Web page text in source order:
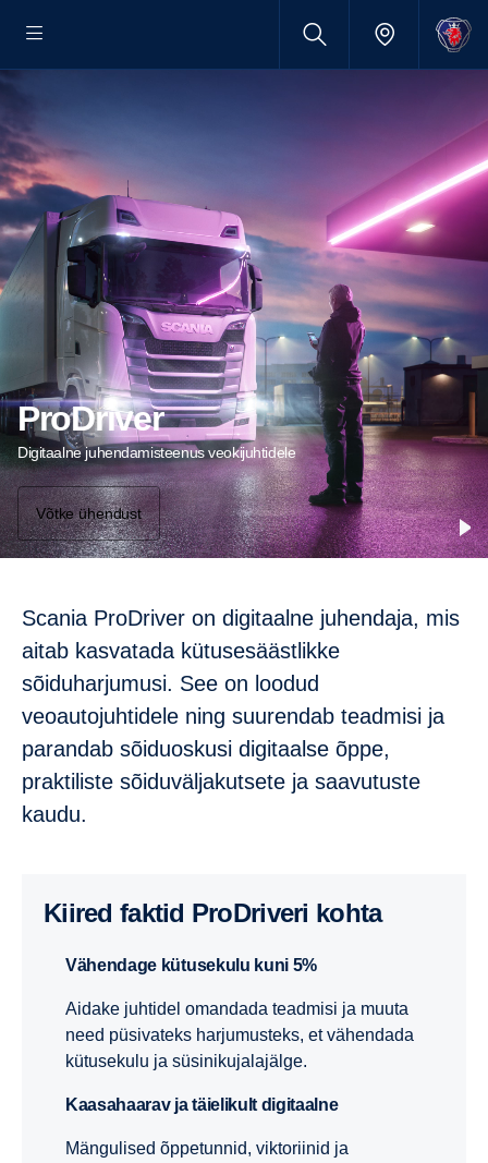
ProDriver
Digitaalne juhendamisteenus veokijuhtidele
Võtke ühendust
Scania ProDriver on digitaalne juhendaja, mis
aitab kasvatada kütusesäästlikke
sõiduharjumusi. See on loodud
veoautojuhtidele ning suurendab teadmisi ja
parandab sõiduoskusi digitaalse õppe,
praktiliste sõiduväljakutsete ja saavutuste
kaudu.
Kiired faktid ProDriveri kohta
Vähendage kütusekulu kuni 5%
Aidake juhtidel omandada teadmisi ja muuta
need püsivateks harjumusteks, et vähendada
kütusekulu ja süsinikujalajälge.
Kaasahaarav ja täielikult digitaalne
Mängulised õppetunnid, viktoriinid ja